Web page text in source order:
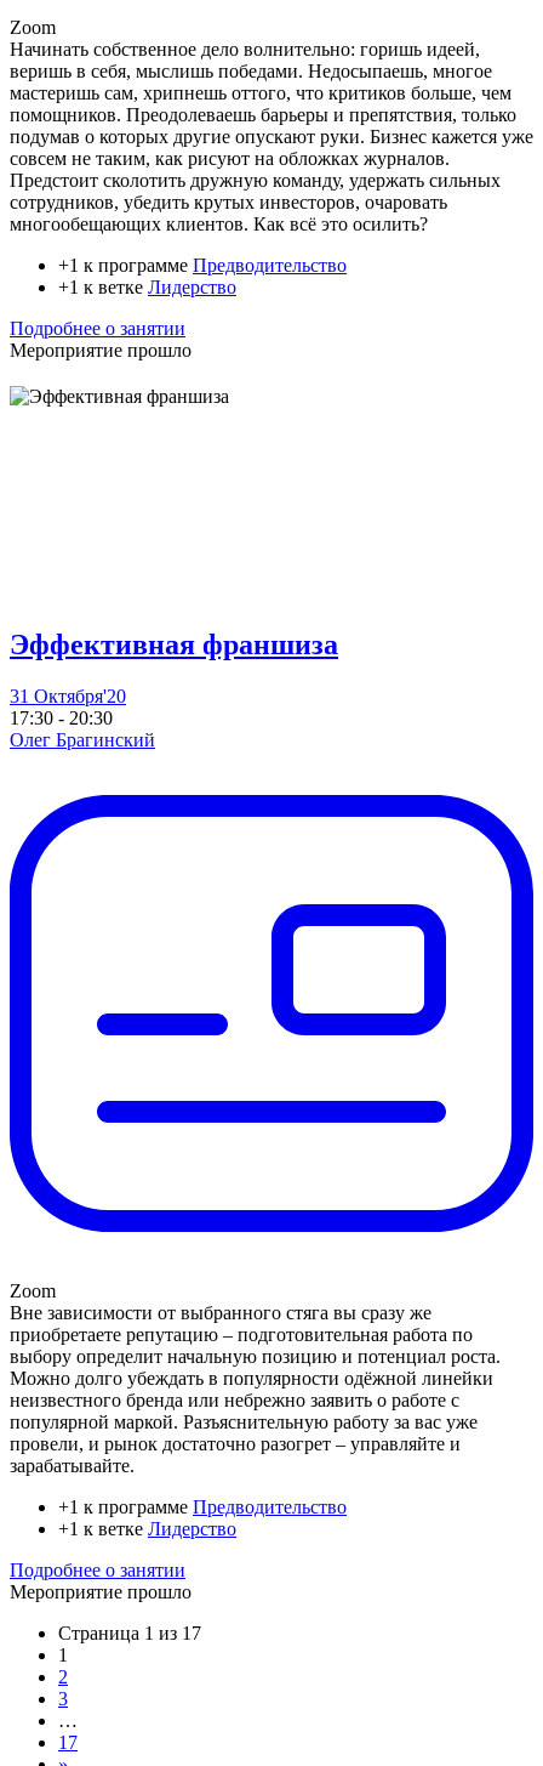
Zoom
Начинать собственное дело волнительно: горишь идеей,
веришь в себя, мыслишь победами. Недосыпаешь, многое
мастеришь сам, хрипнешь оттого, что критиков больше, чем
помощников. Преодолеваешь барьеры и препятствия, только
подумав о которых другие опускают руки. Бизнес кажется уже
совсем не таким, как рисуют на обложках журналов.
Предстоит сколотить дружную команду, удержать сильных
сотрудников, убедить крутых инвесторов, очаровать
многообещающих клиентов. Как всё это осилить?
+1 к программе Предводительство
+1 к ветке Лидерство
Подробнее о занятии
Мероприятие прошло
Эффективная франшиза
31 Октября'20
17:30 - 20:30
Олег Брагинский
Zoom
Вне зависимости от выбранного стяга вы сразу же
приобретаете репутацию – подготовительная работа по
выбору определит начальную позицию и потенциал роста.
Можно долго убеждать в популярности одёжной линейки
неизвестного бренда или небрежно заявить о работе с
популярной маркой. Разъяснительную работу за вас уже
провели, и рынок достаточно разогрет – управляйте и
зарабатывайте.
+1 к программе Предводительство
+1 к ветке Лидерство
Подробнее о занятии
Мероприятие прошло
Страница 1 из 17
1
2
3
…
17